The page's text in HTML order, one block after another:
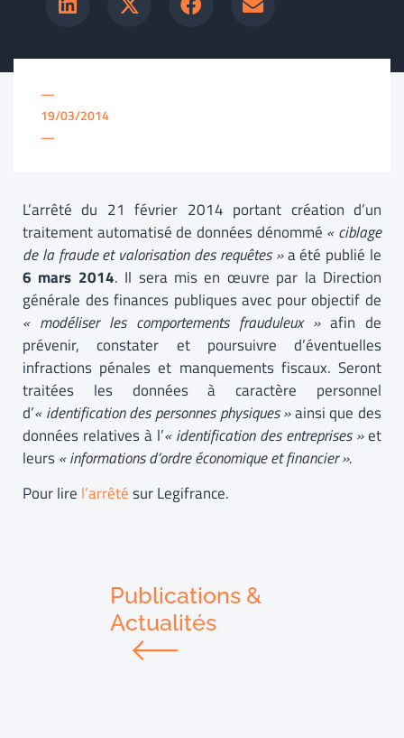
—
19/03/2014
—
L’arrêté du 21 février 2014 portant création d’un
traitement automatisé de données dénommé « ciblage
de la fraude et valorisation des requêtes »a été publié le
6 mars 2014. Il sera mis en œuvre par la Direction
générale des finances publiques avec pour objectif de
« modéliser les comportements frauduleux » afin de
prévenir, constater et poursuivre d’éventuelles
infractions pénales et manquements fiscaux. Seront
traitées les données à caractère personnel
d’« identification des personnes physiques »ainsi que des
données relatives à l’« identification des entreprises »et
leurs« informations d’ordre économique et financier ».
Pour lire l’arrêtésur Legifrance.
Publications &
Actualités